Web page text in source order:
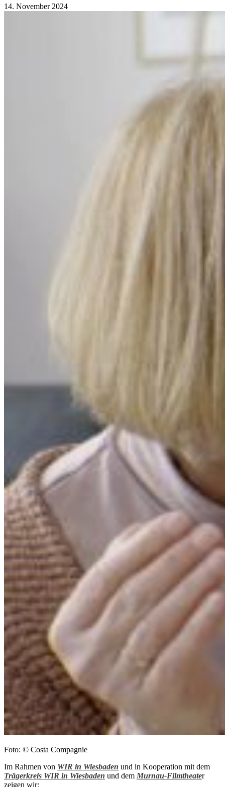
14. November 2024
Foto: © Costa Compagnie
Im Rahmen von WIR in Wiesbaden und in Kooperation mit dem
Trägerkreis WIR in Wiesbaden und dem Murnau-Filmtheater
zeigen wir: